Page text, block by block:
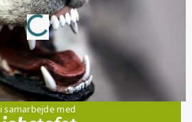
Annonce
Loading...
Jobs
i samarbejde med